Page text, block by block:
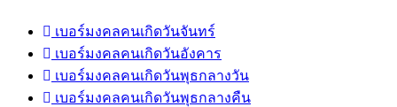
เบอร์มงคลคนเกิดวันจันทร์
เบอร์มงคลคนเกิดวันอังคาร
เบอร์มงคลคนเกิดวันพุธกลางวัน
เบอร์มงคลคนเกิดวันพุธกลางคืน